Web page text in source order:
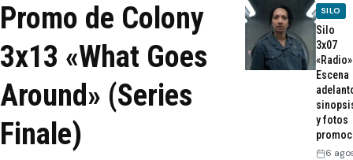
Series
Streaming
Recomendaciones
Promo de Colony
3x13 «What Goes
Around» (Series
Finale)
SILO
Silo
3x07
Escena
y fotos
6